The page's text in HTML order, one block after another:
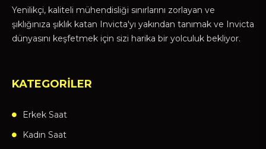
Yenilikçi, kaliteli mühendisliği sınırlarını zorlayan ve
şıklığınıza şıklık katan Invicta'yı yakından tanımak ve Invicta
dünyasını keşfetmek için sizi harika bir yolculuk bekliyor.
KATEGORİLER
Erkek Saat
Kadın Saat